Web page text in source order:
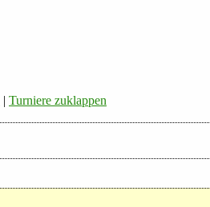
| Turniere zuklappen